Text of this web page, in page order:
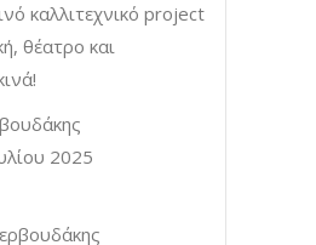
καλλιτεχνικό project
θέατρο και
2025